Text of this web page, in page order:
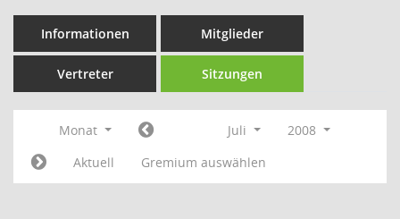
Informationen Mitglieder
Vertreter Sitzungen
Monat Juli
2008
Aktuell
Gremium auswählen